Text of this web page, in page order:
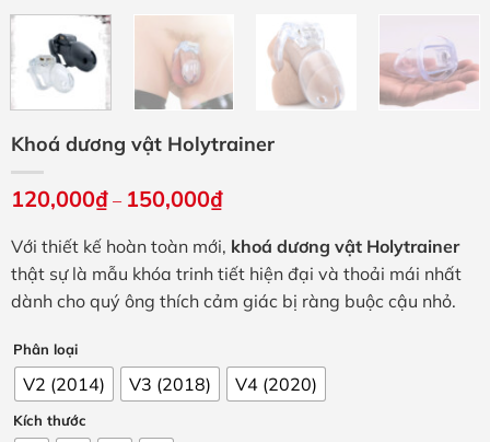
Khoá dương vật Holytrainer
120,000₫ – 150,000₫Khoảng
giá:
120,000₫
đến
150,000₫
Với thiết kế hoàn toàn mới, khoá dương vật Holytrainer
thật sự là mẫu khóa trinh tiết hiện đại và thoải mái nhất
dành cho quý ông thích cảm giác bị ràng buộc cậu nhỏ.
Phân loại
V2 (2014) V3 (2018) V4 (2020)
Kích thước